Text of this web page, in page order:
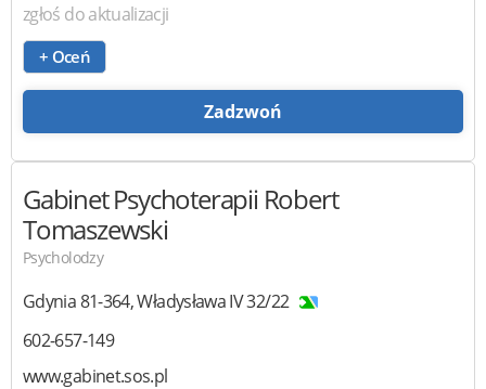
zgłoś do aktualizacji
+ Oceń
Zadzwoń
Gabinet Psychoterapii Robert
Tomaszewski
Psycholodzy
Gdynia81-364,Władysława IV 32/22
602-657-149
www.gabinet.sos.pl